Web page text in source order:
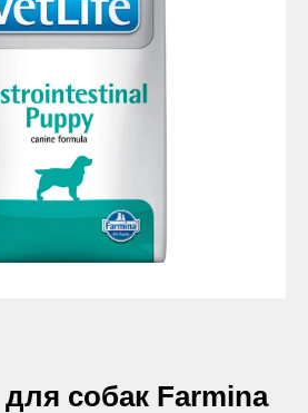
собак Farmina